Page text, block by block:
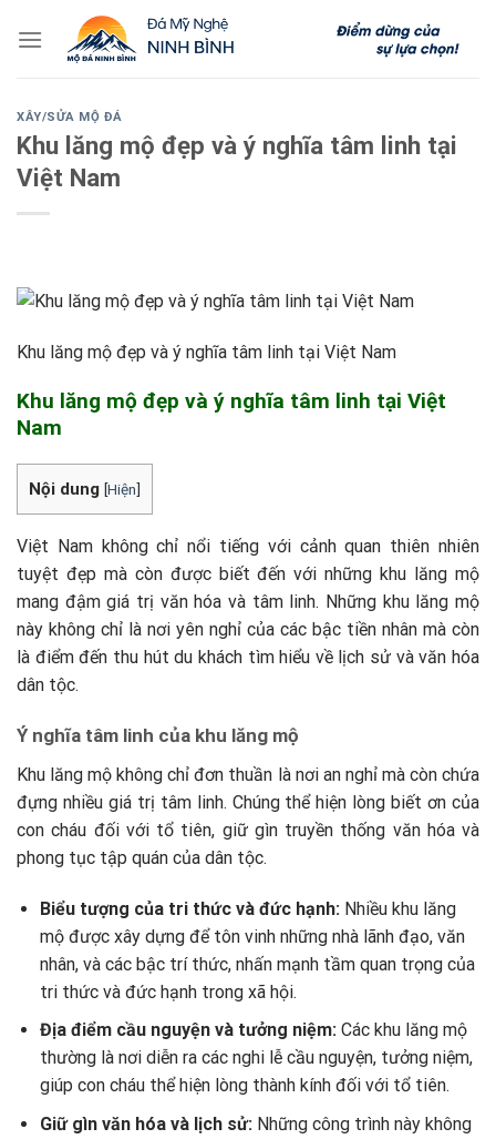
XÂY/SỬA MỘ ĐÁ
Khu lăng mộ đẹp và ý nghĩa tâm linh tại
Việt Nam
Khu lăng mộ đẹp và ý nghĩa tâm linh tại Việt Nam
Khu lăng mộ đẹp và ý nghĩa tâm linh tại Việt
Nam
Nội dung [Hiện]
Việt Nam không chỉ nổi tiếng với cảnh quan thiên nhiên
tuyệt đẹp mà còn được biết đến với những khu lăng mộ
mang đậm giá trị văn hóa và tâm linh. Những khu lăng mộ
này không chỉ là nơi yên nghỉ của các bậc tiền nhân mà còn
là điểm đến thu hút du khách tìm hiểu về lịch sử và văn hóa
dân tộc.
Ý nghĩa tâm linh của khu lăng mộ
Khu lăng mộ không chỉ đơn thuần là nơi an nghỉ mà còn chứa
đựng nhiều giá trị tâm linh. Chúng thể hiện lòng biết ơn của
con cháu đối với tổ tiên, giữ gìn truyền thống văn hóa và
phong tục tập quán của dân tộc.
Biểu tượng của tri thức và đức hạnh:Nhiều khu lăng
mộ được xây dựng để tôn vinh những nhà lãnh đạo, văn
nhân, và các bậc trí thức, nhấn mạnh tầm quan trọng của
tri thức và đức hạnh trong xã hội.
Địa điểm cầu nguyện và tưởng niệm:Các khu lăng mộ
thường là nơi diễn ra các nghi lễ cầu nguyện, tưởng niệm,
giúp con cháu thể hiện lòng thành kính đối với tổ tiên.
Giữ gìn văn hóa và lịch sử:Những công trình này không